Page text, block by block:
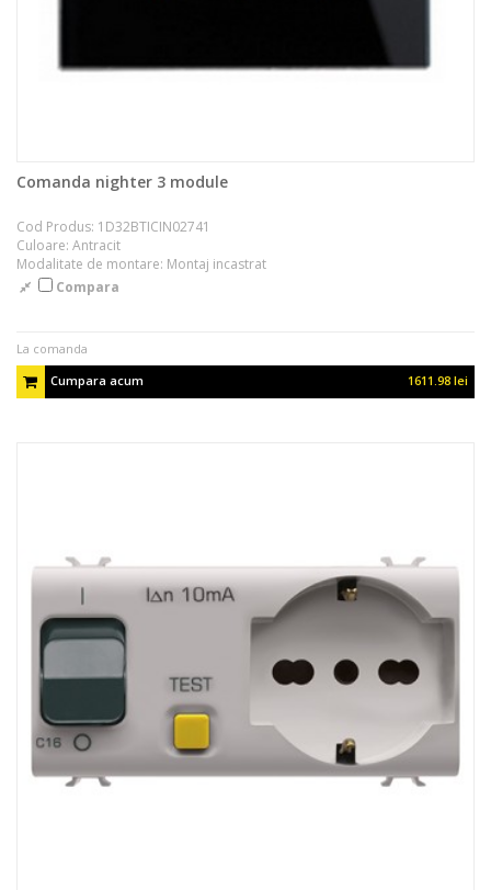
Comanda nighter 3 module
Cod Produs: 1D32BTICIN02741
Culoare: Antracit
Modalitate de montare: Montaj incastrat
Compara
La comanda
Cumpara acum
1611.98 lei